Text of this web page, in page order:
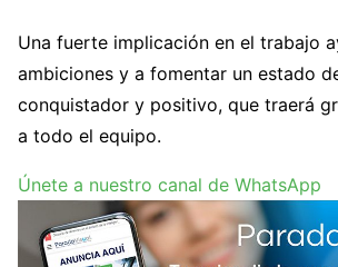
Una fuerte implicación en el trabajo
ambiciones y a fomentar un estado
conquistador y positivo, que traerá
a todo el equipo.
Únete a nuestro canal de WhatsApp